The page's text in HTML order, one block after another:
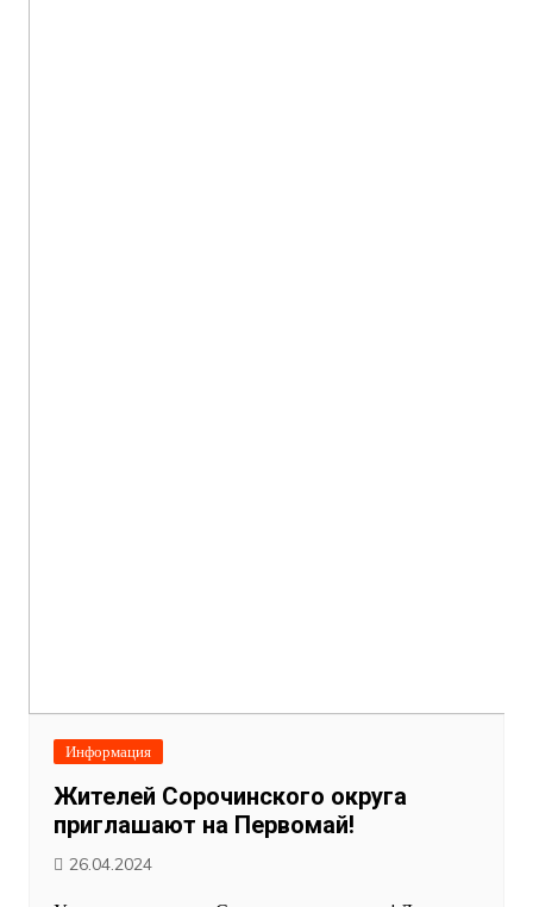
Информация
Жителей Сорочинского округа
приглашают на Первомай!
26.04.2024